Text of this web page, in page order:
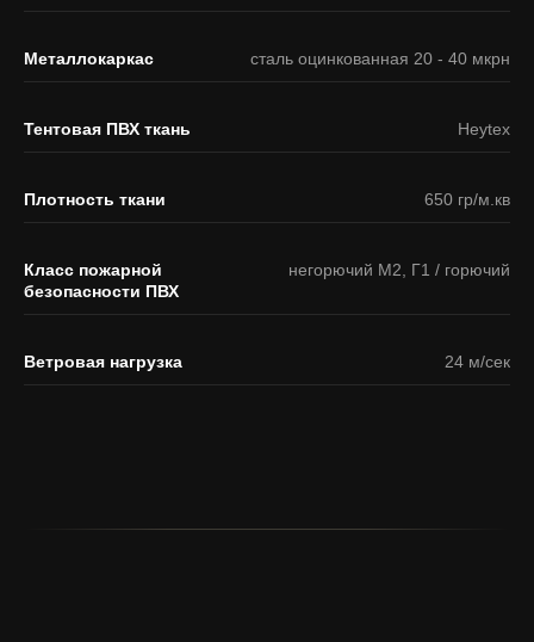
Металлокаркас сталь оцинкованная 20 - 40 мкрн
Тентовая ПВХ ткань Heytex
Плотность ткани 650 гр/м.кв
Класс пожарной
безопасности ПВХ
негорючий М2, Г1 / горючий
Ветровая нагрузка 24 м/сек